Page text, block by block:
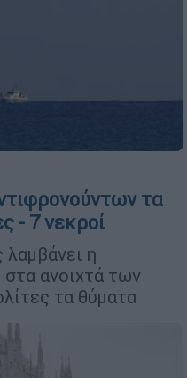
τα
- 7 νεκροί
η
στα ανοιχτά των
τα θύματα